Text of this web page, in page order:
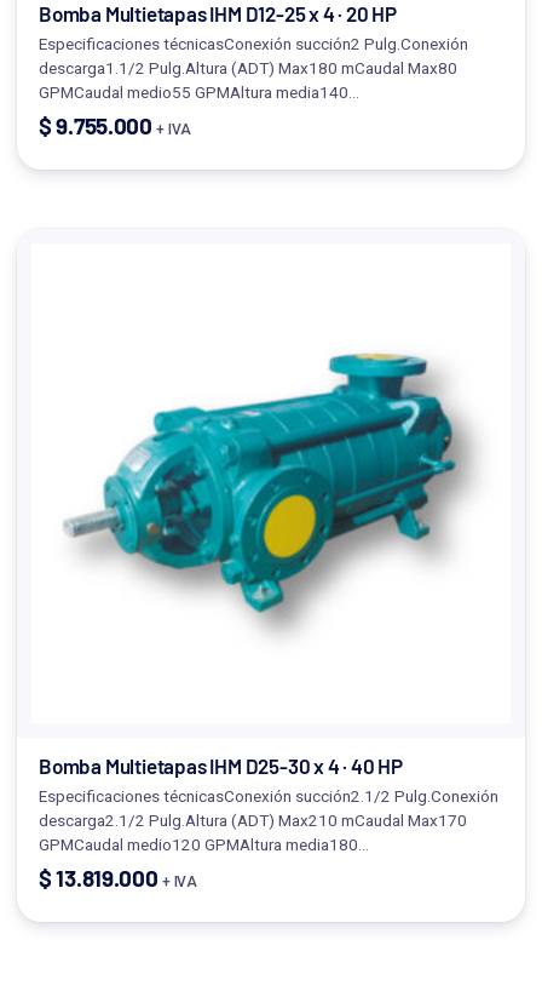
Bomba Multietapas IHM D12-25 x 4 · 20 HP
Especificaciones técnicasConexión succión2 Pulg.Conexión
descarga1.1/2 Pulg.Altura (ADT) Max180 mCaudal Max80
GPMCaudal medio55 GPMAltura media140…
$9.755.000 + IVA
Bomba Multietapas IHM D25-30 x 4 · 40 HP
Especificaciones técnicasConexión succión2.1/2 Pulg.Conexión
descarga2.1/2 Pulg.Altura (ADT) Max210 mCaudal Max170
GPMCaudal medio120 GPMAltura media180…
$13.819.000 + IVA